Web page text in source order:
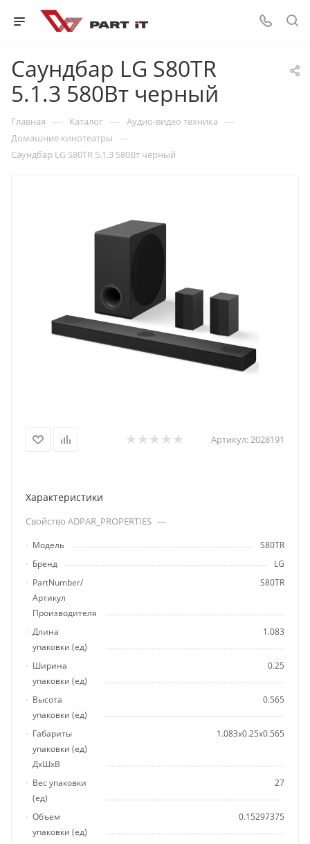
Саундбар LG S80TR
5.1.3 580Вт черный
Главная — Каталог — Аудио-видео техника —
Домашние кинотеатры —
Саундбар LG S80TR 5.1.3 580Вт черный
Артикул:2028191
Характеристики
Свойство ADPAR_PROPERTIES —
Модель
S80TR
Бренд
LG
PartNumber/
Артикул
Производителя
S80TR
Длина
упаковки (ед)
1.083
Ширина
упаковки (ед)
0.25
Высота
упаковки (ед)
0.565
Габариты
упаковки (ед)
ДхШхВ
1.083x0.25x0.565
Вес упаковки
(ед)
27
Объем
упаковки (ед)
0.15297375